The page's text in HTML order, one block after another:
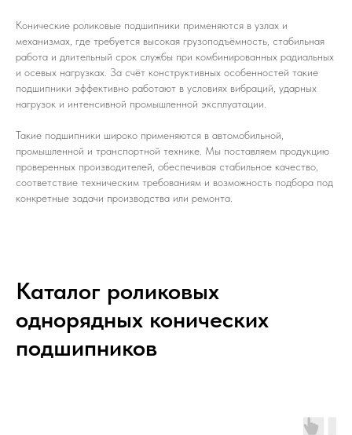
Конические роликовые подшипники применяются в узлах и
механизмах, где требуется высокая грузоподъёмность, стабильная
работа и длительный срок службы при комбинированных радиальных
и осевых нагрузках. За счёт конструктивных особенностей такие
подшипники эффективно работают в условиях вибраций, ударных
нагрузок и интенсивной промышленной эксплуатации.
Такие подшипники широко применяются в автомобильной,
промышленной и транспортной технике. Мы поставляем продукцию
проверенных производителей, обеспечивая стабильное качество,
соответствие техническим требованиям и возможность подбора под
конкретные задачи производства или ремонта.
Каталог роликовых
однорядных конических
подшипников